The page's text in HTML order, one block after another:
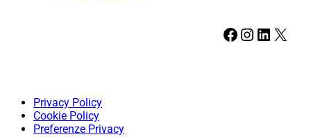
Facebook Instagram LinkedIn X
Privacy Policy
Cookie Policy
Preferenze Privacy